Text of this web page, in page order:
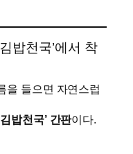
밥천국’에서 착
을 들으면 자연스럽
김밥천국’ 간판이다.